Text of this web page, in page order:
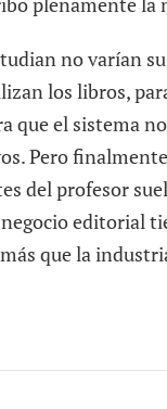
no varían
los libros,
que el sistema
Pero
del profesor
editorial
que la